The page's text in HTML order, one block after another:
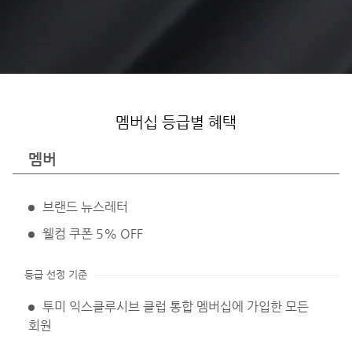
멤버십 등급별 혜택
멤버
브랜드 뉴스레터
웰컴 쿠폰 5% OFF
등급 선정 기준
투미 익스클루시브 클럽 통합 멤버십에 가입한 모든
회원